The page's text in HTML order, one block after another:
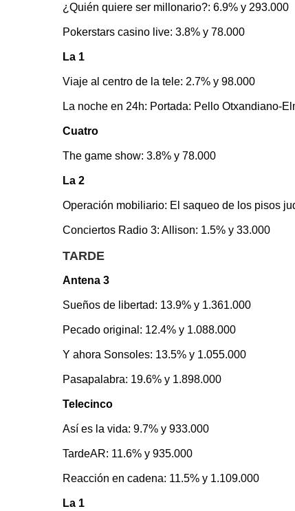
¿Quién quiere ser millonario?: 6.9% y 293.000
Pokerstars casino live: 3.8% y 78.000
La 1
Viaje al centro de la tele: 2.7% y 98.000
La noche en 24h: Portada: Pello Otxandiano-
Cuatro
The game show: 3.8% y 78.000
La 2
Operación mobiliario: El saqueo de los pisos
Conciertos Radio 3: Allison: 1.5% y 33.000
TARDE
Antena 3
Sueños de libertad: 13.9% y 1.361.000
Pecado original: 12.4% y 1.088.000
Y ahora Sonsoles: 13.5% y 1.055.000
Pasapalabra: 19.6% y 1.898.000
Telecinco
Así es la vida: 9.7% y 933.000
TardeAR: 11.6% y 935.000
Reacción en cadena: 11.5% y 1.109.000
La 1